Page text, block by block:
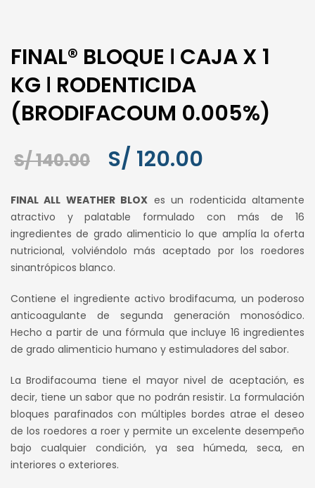
FINAL® BLOQUE ǀ CAJA X 1
KG ǀ RODENTICIDA
(BRODIFACOUM 0.005%)
S/140.00
El
original
era:
S/ 140.00.
S/ 120.00
actual
es:
FINAL ALL WEATHER BLOX es un rodenticida altamente
atractivo y palatable formulado con más de 16
ingredientes de grado alimenticio lo que amplía la oferta
nutricional, volviéndolo más aceptado por los roedores
sinantrópicos blanco.
Contiene el ingrediente activo brodifacuma, un poderoso
anticoagulante de segunda generación monosódico.
Hecho a partir de una fórmula que incluye 16 ingredientes
de grado alimenticio humano y estimuladores del sabor.
La Brodifacouma tiene el mayor nivel de aceptación, es
decir, tiene un sabor que no podrán resistir. La formulación
bloques parafinados con múltiples bordes atrae el deseo
de los roedores a roer y permite un excelente desempeño
bajo cualquier condición, ya sea húmeda, seca, en
interiores o exteriores.